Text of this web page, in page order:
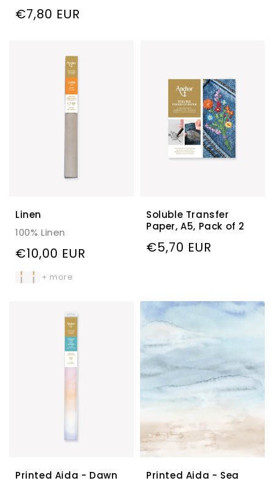
Regulärer
€7,80 EUR
Linen
100% Linen
Regulärer
Preis
€10,00 EUR
+ more
Soluble Transfer
Paper, A5, Pack of 2
Regulärer
€5,70 EUR
Printed Aida - Dawn
Printed Aida - Sea